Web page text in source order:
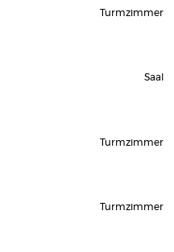
Turmzimmer
Saal
Turmzimmer
Turmzimmer